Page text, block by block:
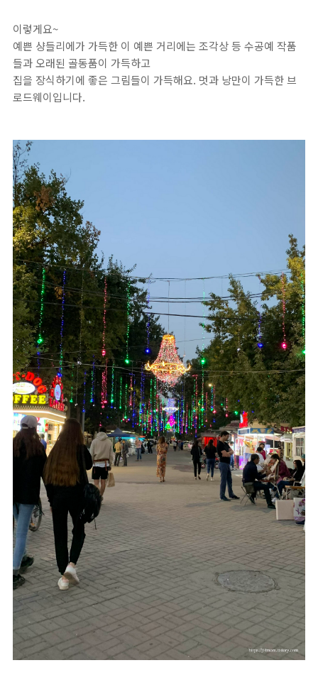
이렇게요~
예쁜 샹들리에가 가득한 이 예쁜 거리에는 조각상 등 수공예 작품
들과 오래된 골동품이 가득하고
집을 장식하기에 좋은 그림들이 가득해요. 멋과 낭만이 가득한 브
로드웨이입니다.